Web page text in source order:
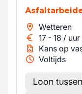
Wetteren
17 - 18 / uur
Kans op
Voltijds
Loon